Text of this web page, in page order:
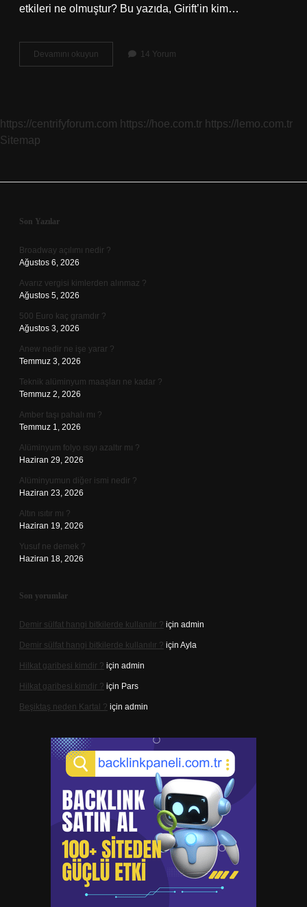
etkileri ne olmuştur? Bu yazıda, Girift’in kim…
Devamını okuyun
kimdir
14 Yorum
https://centrifyforum.com https://hoe.com.tr https://lemo.com.tr
Sitemap
Sidebar
Son Yazılar
Broadway açılımı nedir ?
Ağustos 6, 2026
Avarız vergisi kimlerden alınmaz ?
Ağustos 5, 2026
500 Euro kaç gramdır ?
Ağustos 3, 2026
Anew nedir ne işe yarar ?
Temmuz 3, 2026
Teknik alüminyum maaşları ne kadar ?
Temmuz 2, 2026
Amber taşı pahalı mı ?
Temmuz 1, 2026
Alüminyum folyo ısıyı azaltır mı ?
Haziran 29, 2026
Alüminyumun diğer ismi nedir ?
Haziran 23, 2026
Altın ısıtır mı ?
Haziran 19, 2026
Yusuf ne demek ?
Haziran 18, 2026
Son yorumlar
Demir sülfat hangi bitkilerde kullanılır ? için admin
Demir sülfat hangi bitkilerde kullanılır ? için Ayla
Hilkat garibesi kimdir ? için admin
Hilkat garibesi kimdir ? için Pars
Beşiktaş neden Kartal ? için admin